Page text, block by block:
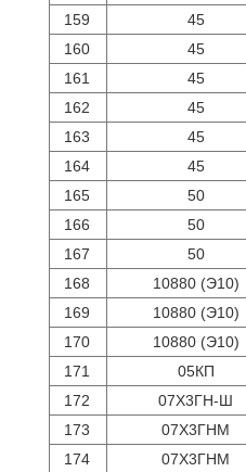
159
45
160
45
161
45
162
45
163
45
164
45
165
50
166
50
167
50
168
10880 (Э10)
169
10880 (Э10)
170
10880 (Э10)
171
05КП
172
07Х3ГН-Ш
173
07Х3ГНМ
174
07Х3ГНМ